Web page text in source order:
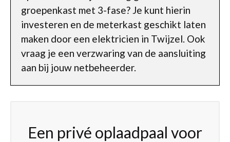
groepenkast met 3-fase? Je kunt hierin
investeren en de meterkast geschikt laten
maken door een elektricien in Twijzel. Ook
vraag je een verzwaring van de aansluiting
aan bij jouw netbeheerder.
Een privé oplaadpaal voor